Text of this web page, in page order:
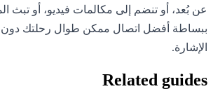
عن بُعد، أو تنضم إلى مكالمات فيديو، أو تبث
ببساطة أفضل اتصال ممكن طوال رحلتك دون
الإشارة.
Related guides